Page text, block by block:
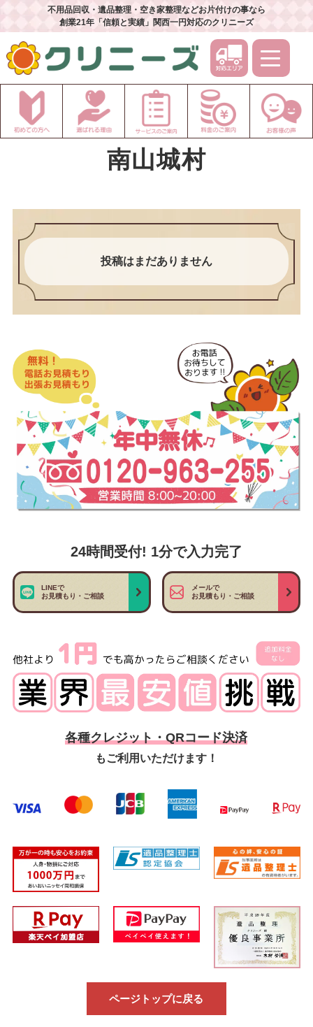
不用品回収・遺品整理・空き家整理などお片付けの事なら
創業21年「信頼と実績」関西一円対応のクリニーズ
南山城村
投稿はまだありません
24時間受付! 1分で入力完了
LINEで
お見積もり・ご相談
メールで
お見積もり・ご相談
各種クレジット・QRコード決済
もご利用いただけます！
ページトップに戻る